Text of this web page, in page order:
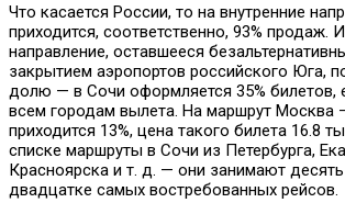
Что касается России, то на внутренние
приходится, соответственно, 93% продаж.
направление, оставшееся
закрытием аэропортов российского Юга,
долю — в Сочи оформляется 35% билетов,
всем городам вылета. На маршрут Москва
приходится 13%, цена такого билета 16.8
списке маршруты в Сочи из Петербурга,
Красноярска и т. д. — они занимают
двадцатке самых востребованных рейсов.